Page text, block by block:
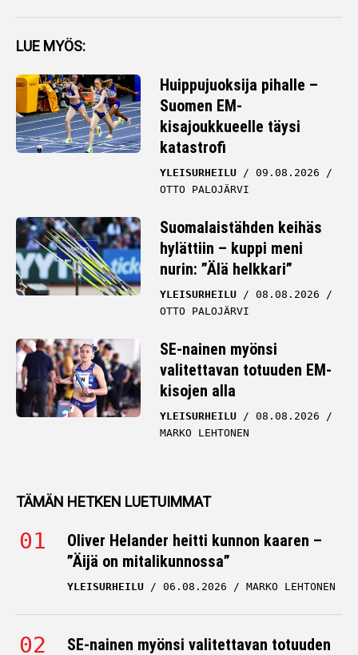
LUE MYÖS:
Huippujuoksija pihalle –
Suomen EM-
kisajoukkueelle täysi
katastrofi
YLEISURHEILU
09.08.2026
OTTO PALOJÄRVI
Suomalaistähden keihäs
hylättiin – kuppi meni
nurin: ”Älä helkkari”
YLEISURHEILU
08.08.2026
OTTO PALOJÄRVI
SE-nainen myönsi
valitettavan totuuden EM-
kisojen alla
YLEISURHEILU
08.08.2026
MARKO LEHTONEN
TÄMÄN HETKEN LUETUIMMAT
Oliver Helander heitti kunnon kaaren –
”Äijä on mitalikunnossa”
YLEISURHEILU 06.08.2026 MARKO LEHTONEN
SE-nainen myönsi valitettavan totuuden